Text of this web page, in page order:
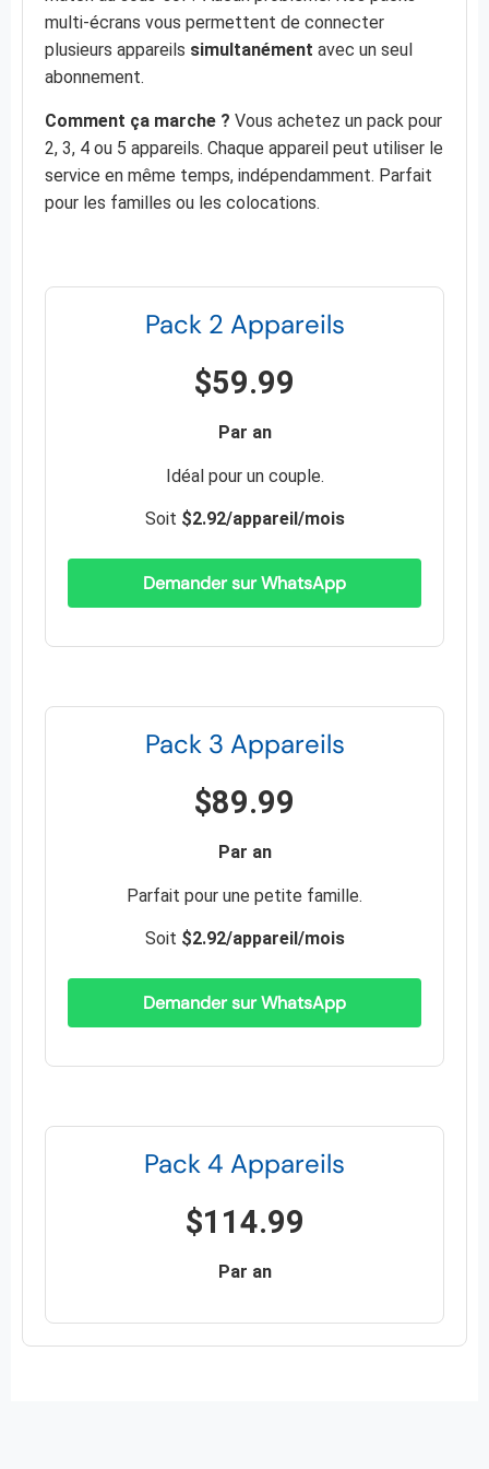
multi-écrans vous permettent de connecter
plusieurs appareils simultanément avec un seul
abonnement.
Comment ça marche ? Vous achetez un pack pour
2, 3, 4 ou 5 appareils. Chaque appareil peut utiliser le
service en même temps, indépendamment. Parfait
pour les familles ou les colocations.
Pack 2 Appareils
$59.99
Par an
Idéal pour un couple.
Soit $2.92/appareil/mois
Demander sur WhatsApp
Pack 3 Appareils
$89.99
Par an
Parfait pour une petite famille.
Soit $2.92/appareil/mois
Demander sur WhatsApp
Pack 4 Appareils
$114.99
Par an